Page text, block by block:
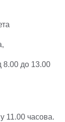
8.00 до 13.00
11.00 часова.